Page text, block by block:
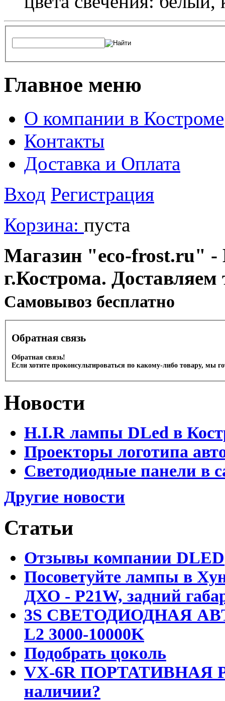
Главное меню
О компании в Костроме
Контакты
Доставка и Оплата
Вход Регистрация
Корзина: пуста
Магазин "eco-frost.ru" -
г.Кострома.
Cамовывоз бесплатно
Обратная связь
Обратная связь!
Если хотите проконсультироваться по какому-либо товару, мы
Новости
H.I.R лампы DLed в
Проекторы логотипа
Светодиодные панели в
Другие новости
Статьи
Отзывы компании DLED
Посоветуйте лампы в
ДХО - P21W, задний
3S СВЕТОДИОДНАЯ
L2 3000-10000K
Подобрать цоколь
VX-6R ПОРТАТИВНАЯ
наличии?